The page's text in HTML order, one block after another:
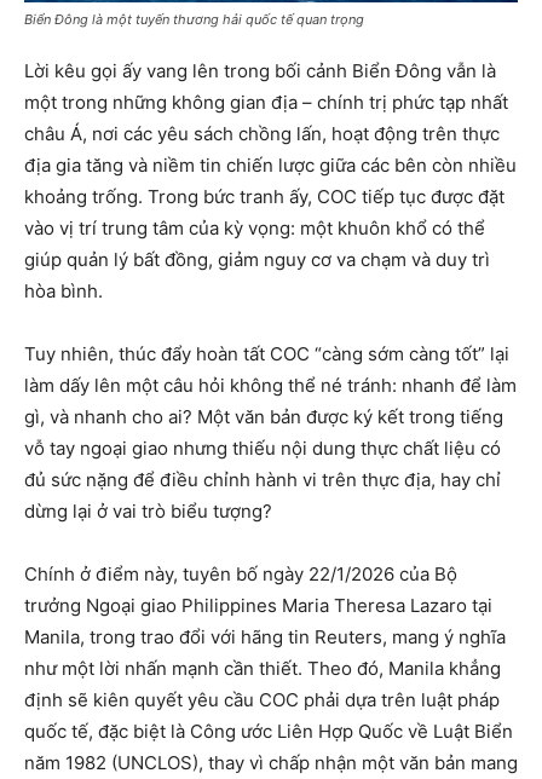
Biển Đông là một tuyến thương hải quốc tế quan trọng
Lời kêu gọi ấy vang lên trong bối cảnh Biển Đông vẫn là
một trong những không gian địa – chính trị phức tạp nhất
châu Á, nơi các yêu sách chồng lấn, hoạt động trên thực
địa gia tăng và niềm tin chiến lược giữa các bên còn nhiều
khoảng trống. Trong bức tranh ấy, COC tiếp tục được đặt
vào vị trí trung tâm của kỳ vọng: một khuôn khổ có thể
giúp quản lý bất đồng, giảm nguy cơ va chạm và duy trì
hòa bình.
Tuy nhiên, thúc đẩy hoàn tất COC “càng sớm càng tốt” lại
làm dấy lên một câu hỏi không thể né tránh: nhanh để làm
gì, và nhanh cho ai? Một văn bản được ký kết trong tiếng
vỗ tay ngoại giao nhưng thiếu nội dung thực chất liệu có
đủ sức nặng để điều chỉnh hành vi trên thực địa, hay chỉ
dừng lại ở vai trò biểu tượng?
Chính ở điểm này, tuyên bố ngày 22/1/2026 của Bộ
trưởng Ngoại giao Philippines Maria Theresa Lazaro tại
Manila, trong trao đổi với hãng tin Reuters, mang ý nghĩa
như một lời nhấn mạnh cần thiết. Theo đó, Manila khẳng
định sẽ kiên quyết yêu cầu COC phải dựa trên luật pháp
quốc tế, đặc biệt là Công ước Liên Hợp Quốc về Luật Biển
năm 1982 (UNCLOS), thay vì chấp nhận một văn bản mang